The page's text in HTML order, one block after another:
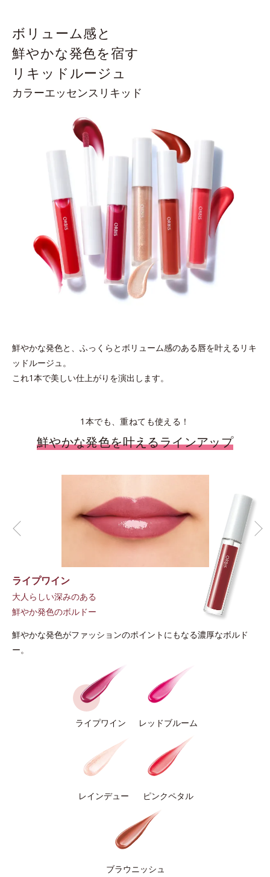
ボリューム感と
鮮やかな発色を宿す
リキッドルージュ
カラーエッセンスリキッド
鮮やかな発色と、ふっくらとボリューム感のある唇を叶えるリキ
ッドルージュ。
これ1本で美しい仕上がりを演出します。
1本でも、重ねても使える！
鮮やかな発色を叶えるラインアップ
ライプワイン
大人らしい深みのある
鮮やか発色のボルドー
鮮やかな発色がファッションのポイントにもなる濃厚なボルド
ー。
ライプワイン レッドブルーム
レインデュー ピンクペタル
ブラウニッシュ